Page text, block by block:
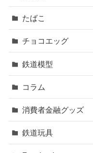
たばこ
チョコエッグ
鉄道模型
コラム
消費者金融グッズ
鉄道玩具